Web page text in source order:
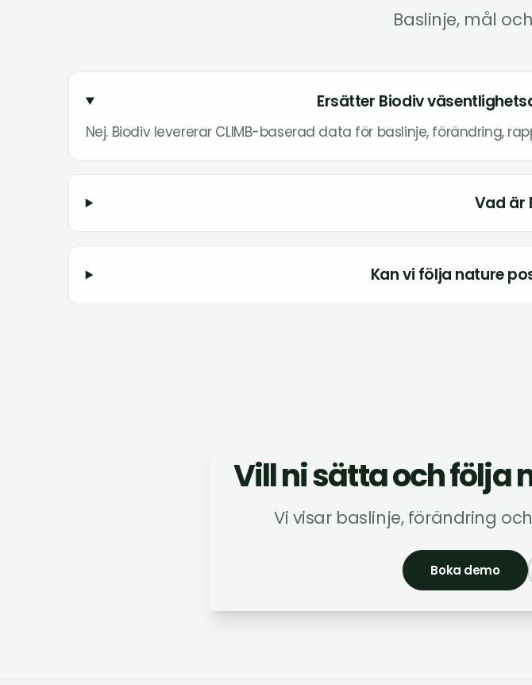
Baslinje, mål
Ersätter Biodiv
Nej. Biodiv levererar CLIMB-baserad data för baslinje, förändring,
Vad är
Kan vi följa nature
Vill ni sätta och följa
Vi visar baslinje, förändring
Boka demo